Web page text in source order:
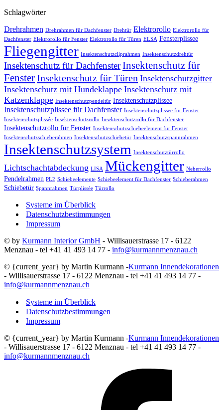
Schlagwörter
Drehrahmen Drehrahmen für Dachfenster Drehtür Elektrorollo Elektrorollo für
Dachfenster Elektrorollo für Fenster Elektrorollo für Türen ELSA Fensterplissee
Fliegengitter Insektenschutzcliprahmen Insektenschutzdrehtür
Insektenschutz für DachfensterInsektenschutz für
FensterInsektenschutz für Türen Insektenschutzgitter
Insektenschutz mit Hundeklappe Insektenschutz mit
Katzenklappe Insektenschutzpendeltür Insektenschutzplissee
Insektenschutzplissee für Dachfenster Insektenschutzplissee für Fenster
Insektenschutzplissée Insektenschutzrollo Insektenschutzrollo für Dachfenster
Insektenschutzrollo für Fenster Insektenschutzschiebeelement für Fenster
Insektenschutzschieberahmen Insektenschutzschiebetür Insektenschutzspannrahmen
Insektenschutzsystem Insektenschutztürrollo
Lichtschachtabdeckung LISA Mückengitter Neherrollo
Pendelrahmen PL2 Schiebeelemente Schiebeelement für Dachfenster Schieberahmen
Schiebetür Spannrahmen Türplissée Türrollo
Systeme im Überblick
Datenschutzbestimmungen
Impressum
© by Kurmann Interior GmbH - Willisauerstrasse 17 - 6122
Menznau - tel +41 41 493 14 77 - info@kurmannmenznau.ch
© {current_year} by Martin Kurmann -Kurmann Innendekorationen
- Willisauerstrasse 17 - 6122 Menznau - tel +41 41 493 14 77 -
info@kurmannmenznau.ch
Systeme im Überblick
Datenschutzbestimmungen
Impressum
© {current_year} by Martin Kurmann -Kurmann Innendekorationen
- Willisauerstrasse 17 - 6122 Menznau - tel +41 41 493 14 77 -
info@kurmannmenznau.ch